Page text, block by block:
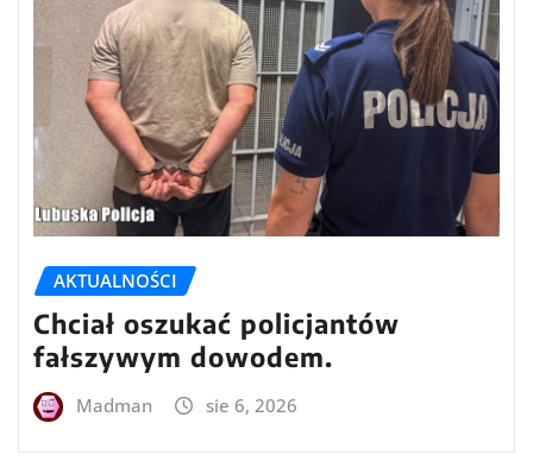
AKTUALNOŚCI
Chciał oszukać policjantów
fałszywym dowodem.
Madman sie 6, 2026